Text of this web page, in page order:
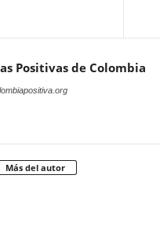
Positivas de Colombia
Más del autor